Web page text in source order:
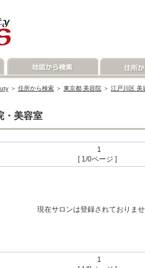
＞ 住所から検索 ＞ 東京都 美容院 ＞ 江戸川区 美
・美容室
1
[ 1/0ページ ]
現在サロンは登録されておりま
1